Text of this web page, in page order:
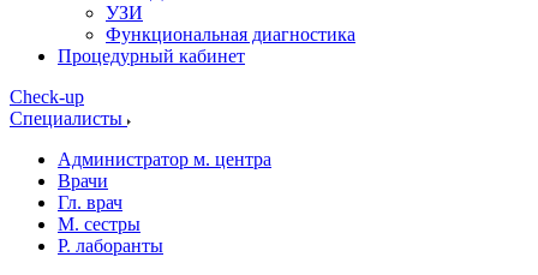
УЗИ
Функциональная диагностика
Процедурный кабинет
Cheсk-up
Специалисты
Администратор м. центра
Врачи
Гл. врач
М. сестры
Р. лаборанты